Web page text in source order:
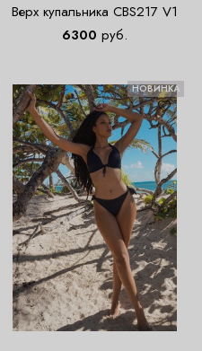
Верх купальника CBS217 V1
6300 руб.
НОВИНКА